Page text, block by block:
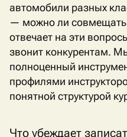
автомобили разных
— можно ли совмещать
отвечает на эти
звонит конкурентам.
полноценный
профилями
понятной структурой
Что убеждает